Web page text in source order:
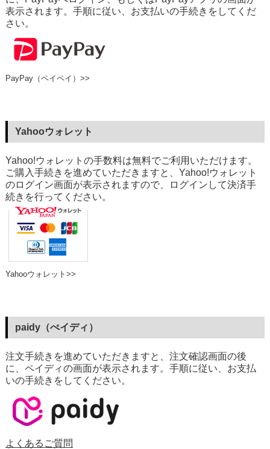
表示されます。手順に従い、お支払いの手続きをしてくだ
さい。
PayPay（ペイペイ）>>
Yahooウォレット
Yahoo!ウォレットの手数料は無料でご利用いただけます。
ご購入手続きを進めていただきますと、Yahoo!ウォレット
のログイン画面が表示されますので、ログインして決済手
続きを行ってください。
Yahooウォレット>>
paidy（ぺイディ）
注文手続きを進めていただきますと、注文確認画面の後
に、ペイディの画面が表示されます。手順に従い、お支払
いの手続きをしてください。
よくあるご質問